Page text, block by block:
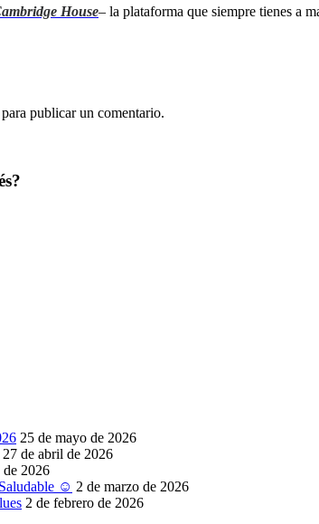
House– la plataforma que siempre tienes a
para publicar un comentario.
25 de mayo de 2026
27 de abril de 2026
de 2026
☺ 2 de marzo de 2026
2 de febrero de 2026